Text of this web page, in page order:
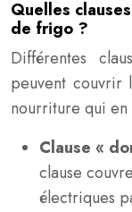
Quelles
de frigo ?
Différentes
peuvent couvrir
nourriture qui en
Clause «
clause
électriques